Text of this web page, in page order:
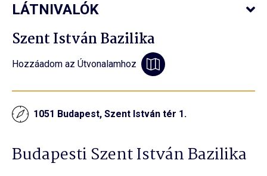
LÁTNIVALÓK
Szent István Bazilika
Hozzáadom az Útvonalamhoz
1051 Budapest, Szent István tér 1.
Budapesti Szent István Bazilika